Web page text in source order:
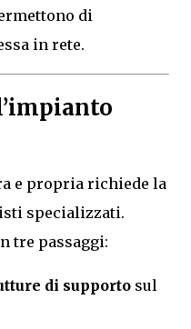
di
in rete.
e propria richiede la
specializzati.
tre passaggi:
di supporto sul